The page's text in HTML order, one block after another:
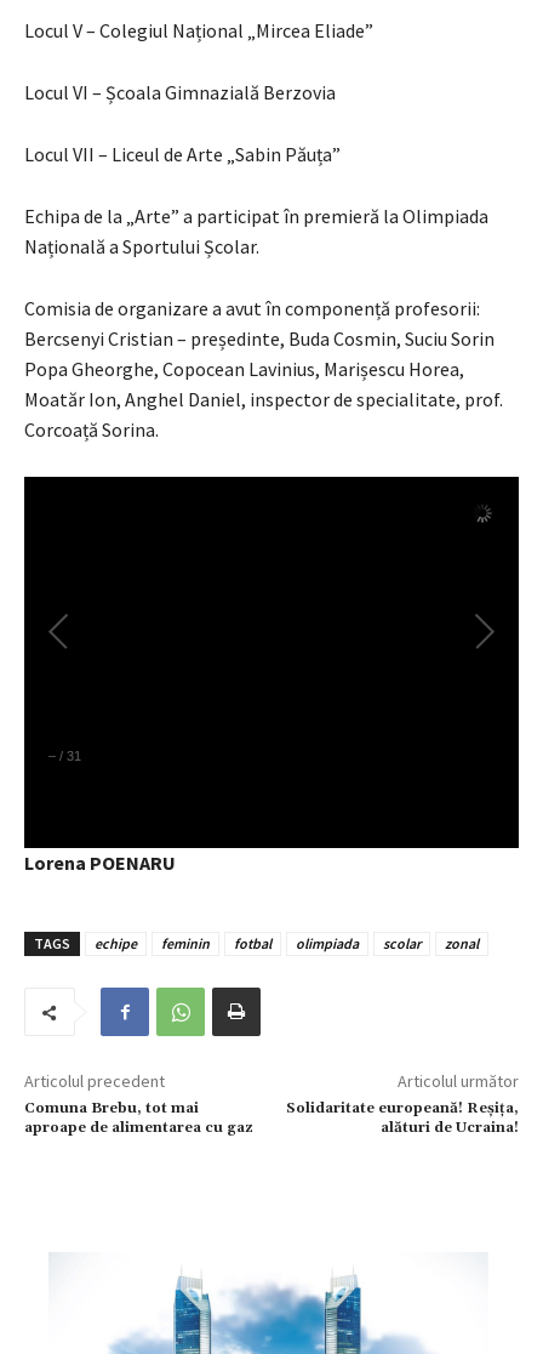
Locul V – Colegiul Național „Mircea Eliade”
Locul VI – Școala Gimnazială Berzovia
Locul VII – Liceul de Arte „Sabin Păuța”
Echipa de la „Arte” a participat în premieră la Olimpiada
Națională a Sportului Școlar.
Comisia de organizare a avut în componență profesorii:
Bercsenyi Cristian – președinte, Buda Cosmin, Suciu Sorin
Popa Gheorghe, Copocean Lavinius, Marișescu Horea,
Moatăr Ion, Anghel Daniel, inspector de specialitate, prof.
Corcoață Sorina.
– / 31
Lorena POENARU
TAGS echipe feminin fotbal olimpiada scolar zonal
Articolul precedent
Comuna Brebu, tot mai
aproape de alimentarea cu gaz
Articolul următor
Solidaritate europeană! Reșița,
alături de Ucraina!